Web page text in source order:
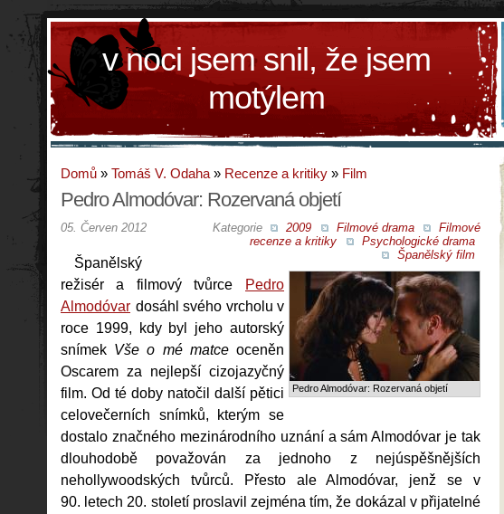
v noci jsem snil, že jsem
motýlem
Domů » Tomáš V. Odaha » Recenze a kritiky » Film
Pedro Almodóvar: Rozervaná objetí
Kategorie 2009 Filmové drama
Filmové
recenze a kritiky
Psychologické drama
Španělský film
05. Červen 2012
Pedro Almodóvar: Rozervaná objetí
Španělský
režisér a filmový tvůrce
Pedro
Almodóvar dosáhl svého vrcholu v
roce 1999, kdy byl jeho autorský
snímek Vše o mé matceoceněn
Oscarem za nejlepší cizojazyčný
film. Od té doby natočil další pětici
celovečerních snímků, kterým se
dostalo značného mezinárodního uznání a sám Almodóvar je tak
dlouhodobě považován za jednoho z nejúspěšnějších
nehollywoodských tvůrců. Přesto ale Almodóvar, jenž se v
90. letech 20. století proslavil zejména tím, že dokázal v přijatelné